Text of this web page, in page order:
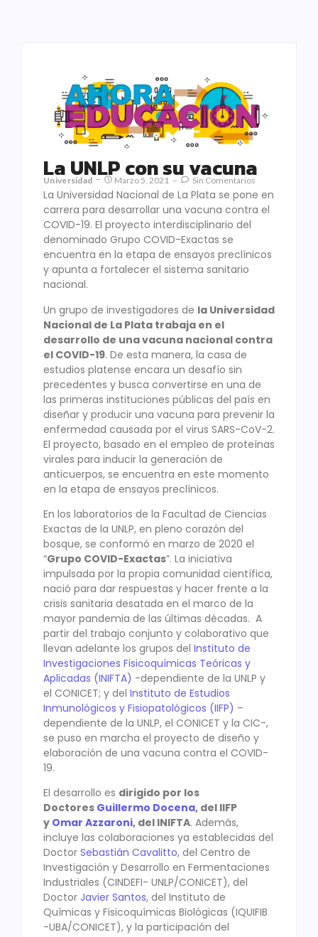
La UNLP con su vacuna
Universidad Marzo 5, 2021 Sin Comentarios
La Universidad Nacional de La Plata se pone en
carrera para desarrollar una vacuna contra el
COVID-19. El proyecto interdisciplinario del
denominado Grupo COVID-Exactas se
encuentra en la etapa de ensayos preclínicos
y apunta a fortalecer el sistema sanitario
nacional.
Un grupo de investigadores de la Universidad
Nacional de La Plata trabaja en el
desarrollo de una vacuna nacional contra
el COVID-19. De esta manera, la casa de
estudios platense encara un desafío sin
precedentes y busca convertirse en una de
las primeras instituciones públicas del país en
diseñar y producir una vacuna para prevenir la
enfermedad causada por el virus SARS-CoV-2.
El proyecto, basado en el empleo de proteínas
virales para inducir la generación de
anticuerpos, se encuentra en este momento
en la etapa de ensayos preclínicos.
En los laboratorios de la Facultad de Ciencias
Exactas de la UNLP, en pleno corazón del
bosque, se conformó en marzo de 2020 el
“Grupo COVID-Exactas”. La iniciativa
impulsada por la propia comunidad científica,
nació para dar respuestas y hacer frente a la
crisis sanitaria desatada en el marco de la
mayor pandemia de las últimas décadas. A
partir del trabajo conjunto y colaborativo que
llevan adelante los grupos del Instituto de
Investigaciones Fisicoquímicas Teóricas y
Aplicadas (INIFTA) -dependiente de la UNLP y
el CONICET; y del Instituto de Estudios
Inmunológicos y Fisiopatológicos (IIFP) –
dependiente de la UNLP, el CONICET y la CIC-,
se puso en marcha el proyecto de diseño y
elaboración de una vacuna contra el COVID-
19.
El desarrollo es dirigido por los
Doctores Guillermo Docena, del IIFP
y Omar Azzaroni, del INIFTA. Además,
incluye las colaboraciones ya establecidas del
Doctor Sebastián Cavalitto, del Centro de
Investigación y Desarrollo en Fermentaciones
Industriales (CINDEFI- UNLP/CONICET), del
Doctor Javier Santos, del Instituto de
Químicas y Fisicoquímicas Biológicas (IQUIFIB
-UBA/CONICET), y la participación del